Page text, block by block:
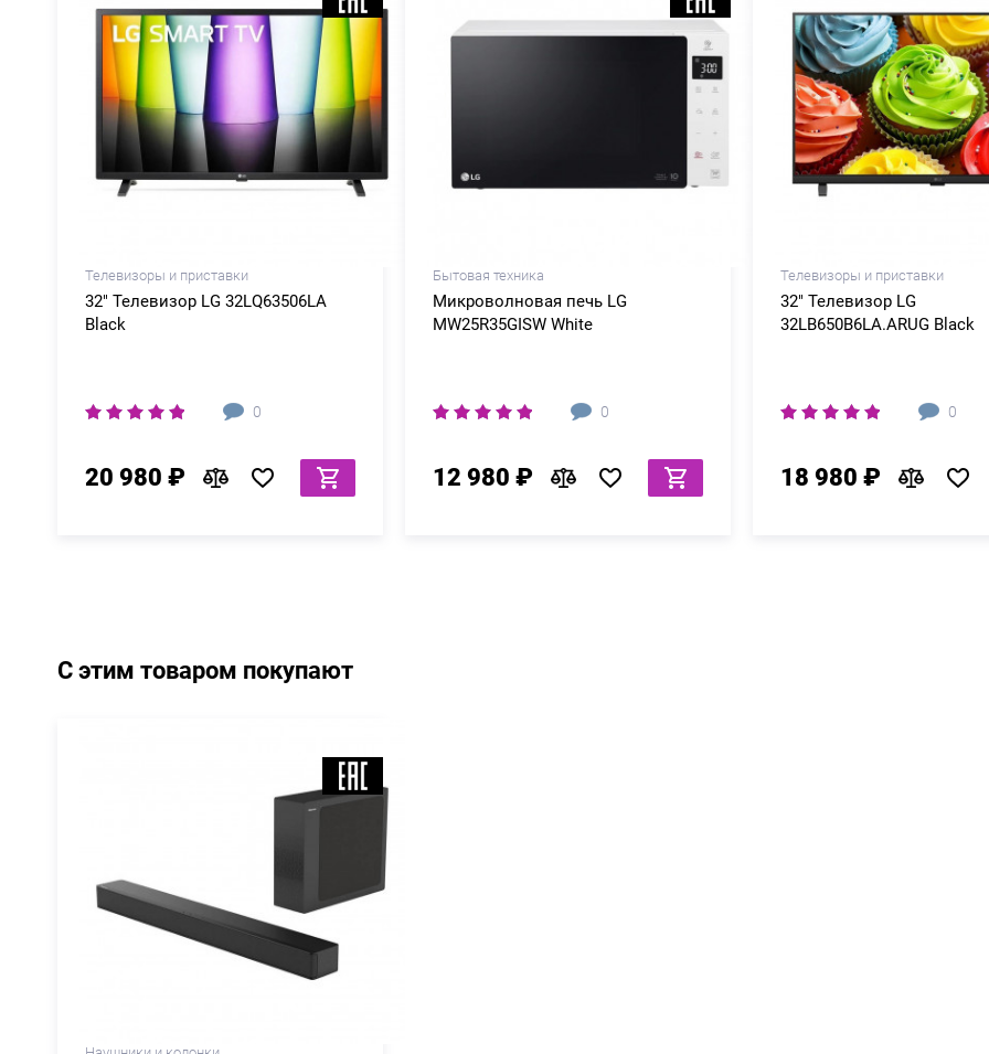
Телевизоры и приставки
32" Телевизор LG 32LQ63506LA
Black
0
20 980 ₽
Бытовая техника
Микроволновая печь LG
MW25R35GISW White
0
12 980 ₽
Телевизоры и приставки
32" Телевизор LG
32LB650B6LA.ARUG Black
0
18 980 ₽
С этим товаром покупают